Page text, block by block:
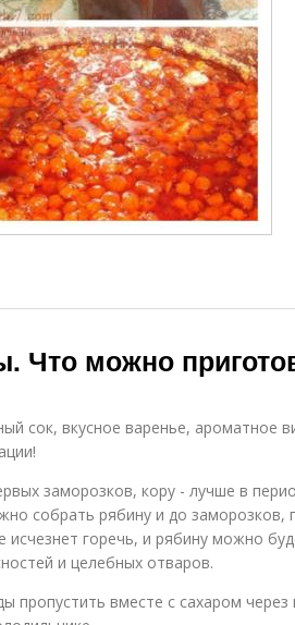
Что можно
сок, вкусное варенье, ароматное
заморозков, кору - лучше в
собрать рябину и до заморозков,
исчезнет горечь, и рябину можно
и целебных отваров.
вместе с сахаром через